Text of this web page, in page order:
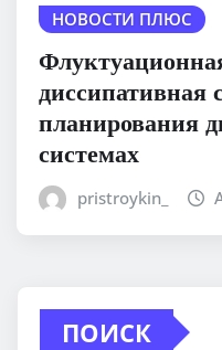
НОВОСТИ ПЛЮС
диссипативная
планирования
системах
pristroykin_
ПОИСК